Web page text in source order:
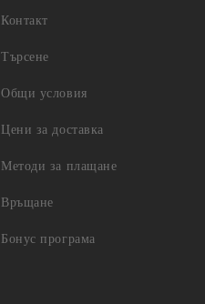
Контакт
Търсене
Общи условия
Цени за доставка
Методи за плащане
Връщане
Бонус програма